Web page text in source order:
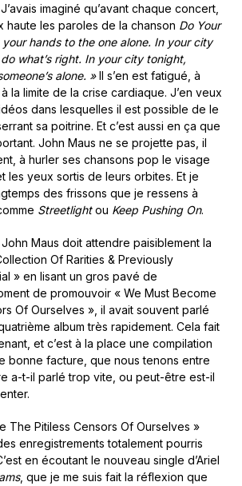
imaginé qu’avant chaque concert,
haute les paroles de la chanson Do Your
your hands to the one alone. In your city
what’s right. In your city tonight,
alone. »Il s’en est fatigué, à
la limite de la crise cardiaque. J’en veux
dans lesquelles il est possible de le
sa poitrine. Et c’est aussi en ça que
John Maus ne se projette pas, il
à hurler ses chansons pop le visage
les yeux sortis de leurs orbites. Et je
des frissons que je ressens à
Streetlightou Keep Pushing On.
John Maus doit attendre paisiblement la
Of Rarities & Previously
» en lisant un gros pavé de
de promouvoir « We Must Become
Of Ourselves », il avait souvent parlé
album très rapidement. Cela fait
et c’est à la place une compilation
bonne facture, que nous tenons entre
a-t-il parlé trop vite, ou peut-être est-il
The Pitiless Censors Of Ourselves »
enregistrements totalement pourris
en écoutant le nouveau single d’Ariel
, que je me suis fait la réflexion que